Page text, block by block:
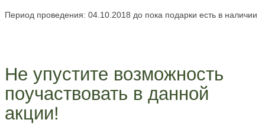
Период проведения: 04.10.2018 до пока подарки есть в наличии
Не упустите возможность
поучаствовать в данной
акции!